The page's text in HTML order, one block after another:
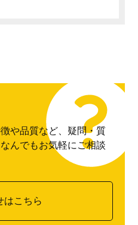
や品質など、疑問・質
んでもお気軽にご相談
はこちら